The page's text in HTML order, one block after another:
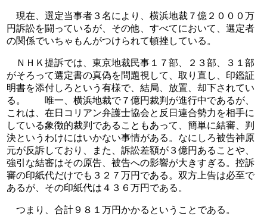
現在、選定当事者３名により、横浜地裁７億２０００万
円訴訟を闘っているが、その他、すべてにおいて、選定者
の関係でいちゃもんがつけられて頓挫している。
ＮＨＫ提訴では、東京地裁民事１７部、２３部、３１部
がそろって選定書の真偽を問題視して、取り直し、印鑑証
明書を添付しろという有様で、結局、放置、却下されてい
る。　　唯一、横浜地裁で７億円裁判が進行中であるが、
これは、在日コリアン弁護士協会と反日連合勢力を相手に
している象徴的裁判であることもあって、簡単に結審、判
決というわけにはいかない事情がある。なにしろ被告神原
元が反訴しており、また、訴訟差額が３億円あることや、
強引な結審はその原告、被告への影響が大きすぎる。控訴
審の印紙代だけでも３２７万円である。双方上告は必至で
あるが、その印紙代は４３６万円である。
つまり、合計９８１万円かかるということである。